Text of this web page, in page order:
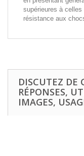
supérieures à
résistance aux
DISCUTEZ DE
RÉPONSES,
IMAGES,